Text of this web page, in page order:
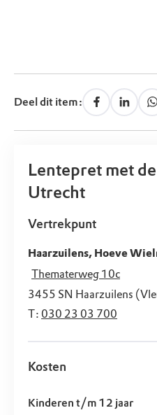
Deel dit item:
Lentepret met
Utrecht
Vertrekpunt
Haarzuilens, Hoeve
Thematerweg 10c
3455 SN Haarzuilens
T: 030 23 03 700
Kosten
Kinderen t/m 12 jaar